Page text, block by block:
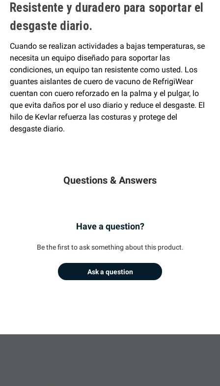
Resistente y duradero para soportar el
desgaste diario.
Cuando se realizan actividades a bajas temperaturas, se
necesita un equipo diseñado para soportar las
condiciones, un equipo tan resistente como usted. Los
guantes aislantes de cuero de vacuno de RefrigiWear
cuentan con cuero reforzado en la palma y el pulgar, lo
que evita daños por el uso diario y reduce el desgaste. El
hilo de Kevlar refuerza las costuras y protege del
desgaste diario.
Questions & Answers
Have a question?
Be the first to ask something about this product.
Ask a question